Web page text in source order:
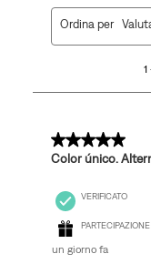
150
Ordina per
5 su 5 stelle.
Color único.
VERIFICATO
un giorno fa